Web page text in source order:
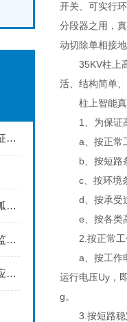
高压计量箱的几个结构特征来了解下呢
谈谈预付费真空断路器灭弧的4种方法
优化电力配置，强化系统监测：35KV组合式互感器在智能电网建设中的应用
高压断路器的主要结构及应用介绍
开关、可实行
分段器之用，
动切除单相接
35KV柱上高
活、结构简单
柱上智能真
1、为保证高
a、按正常工
b、按短路条
c、按环境条
d、按承受过
e、按各类高
2.按正常工
a、按工作电
运行电压Uy，
g。
3.按短路稳